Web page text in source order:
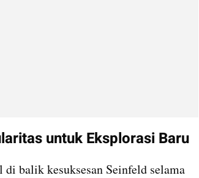
untuk Eksplorasi Baru
balik kesuksesan Seinfeld selama